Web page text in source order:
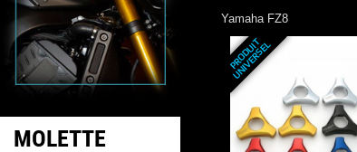
MOLETTE
Yamaha FZ8
P
R
O
D
U
I
T
U
N
I
V
E
R
S
E
L